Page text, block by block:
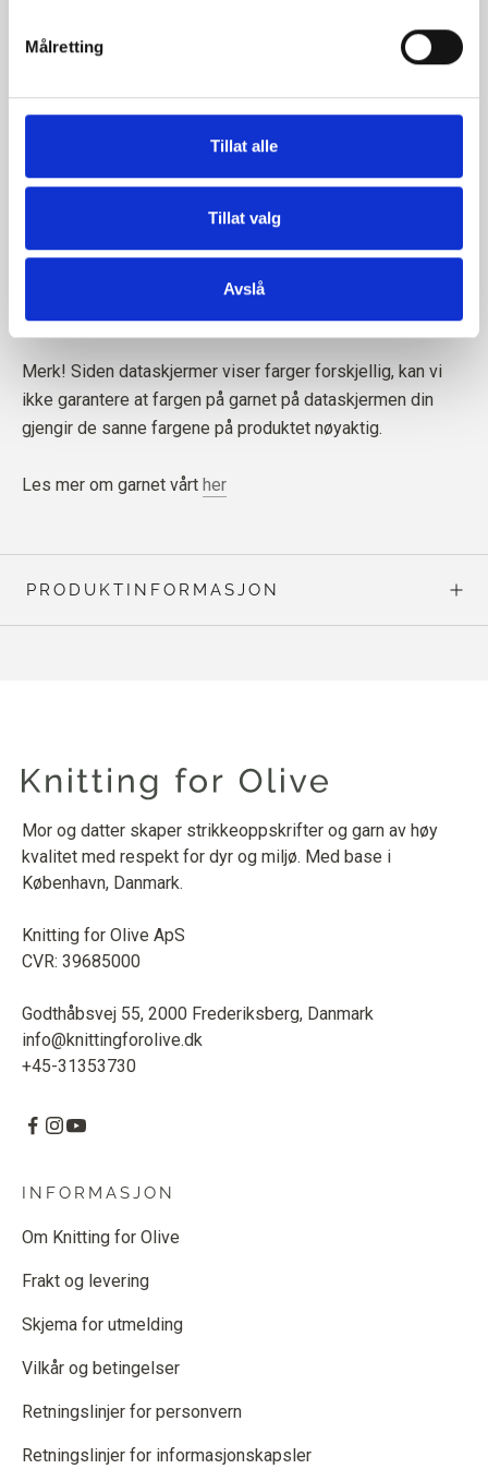
om hvordan du blokkerer og sletter informasjonskapsler.
Målretting
Tillat alle
Tillat valg
Avslå
Garnet er produsert i Italia. Vårt spinneri følger etiske,
tekniske og miljømessige standarder, og skaper garn uten
skadelige kjemikalier.
Merk! Siden dataskjermer viser farger forskjellig, kan vi
ikke garantere at fargen på garnet på dataskjermen din
gjengir de sanne fargene på produktet nøyaktig.
Les mer om garnet vårt her
PRODUKTINFORMASJON
Mor og datter skaper strikkeoppskrifter og garn av høy
kvalitet med respekt for dyr og miljø. Med base i
København, Danmark.
Knitting for Olive ApS
CVR: 39685000
Godthåbsvej 55, 2000 Frederiksberg, Danmark
info@knittingforolive.dk
+45-31353730
INFORMASJON
Om Knitting for Olive
Frakt og levering
Skjema for utmelding
Vilkår og betingelser
Retningslinjer for personvern
Retningslinjer for informasjonskapsler